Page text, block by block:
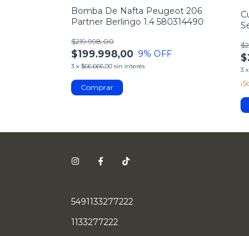
Bomba De Nafta Peugeot 206
Partner Berlingo 1.4 580314490
$199.998,00
$219.998,00
9% OFF
3 x $66.666,00 sin interés 3 x
5491133277222
1133277222